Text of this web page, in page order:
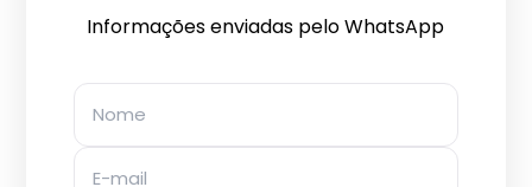
Informações enviadas pelo WhatsApp